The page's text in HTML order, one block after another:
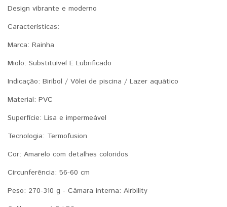
Design vibrante e moderno
Características:
Marca: Rainha
Miolo: Substituível E Lubrificado
Indicação: Biribol / Vôlei de piscina / Lazer aquático
Material: PVC
Superfície: Lisa e impermeável
Tecnologia: Termofusion
Cor: Amarelo com detalhes coloridos
Circunferência: 56-60 cm
Peso: 270-310 g - Câmara interna: Airbility